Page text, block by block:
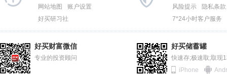
网站地图
账户设置
好买研习社
风险提示
隐私条款
7*24小时客户服务
好买财富微信
专业的投资顾问
好买储蓄罐
快速存;极速取;取现
iPhone